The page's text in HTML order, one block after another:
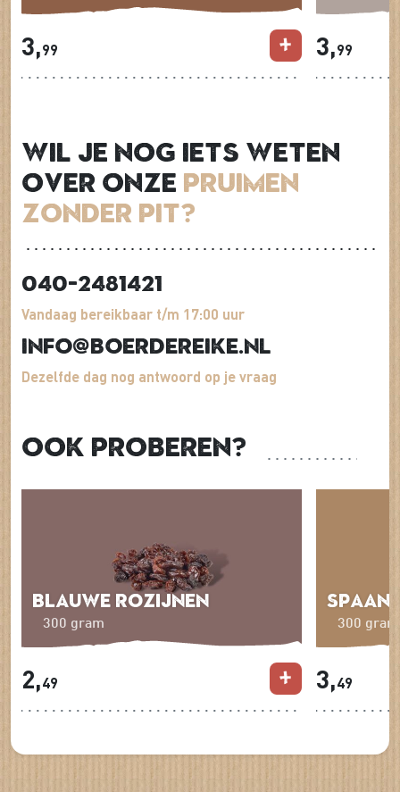
3,99 3,99
Wil je nog iets weten
over onze Pruimen
zonder pit?
040-2481421
Vandaag bereikbaar t/m 17:00 uur
info@boerdereike.nl
Dezelfde dag nog antwoord op je vraag
Ook proberen?
300 gram
Blauwe rozijnen
2,49
300 gram
3,49